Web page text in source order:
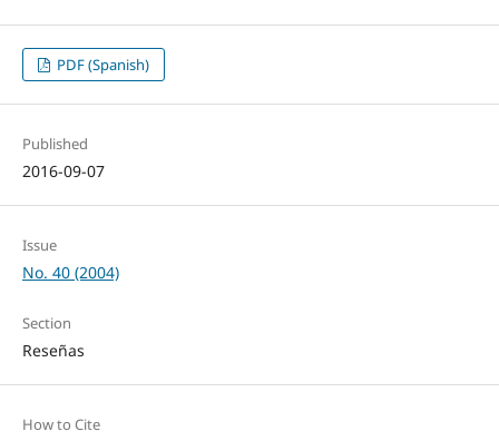
PDF (Spanish)
Published
2016-09-07
Issue
No. 40 (2004)
Section
Reseñas
How to Cite